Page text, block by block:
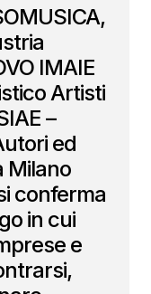
IMAIE
Artisti
–
ed
Milano
conferma
in cui
e